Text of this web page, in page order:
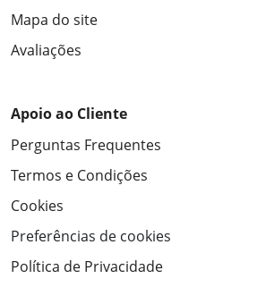
Mapa do site
Avaliações
Apoio ao Cliente
Perguntas Frequentes
Termos e Condições
Cookies
Preferências de cookies
Política de Privacidade